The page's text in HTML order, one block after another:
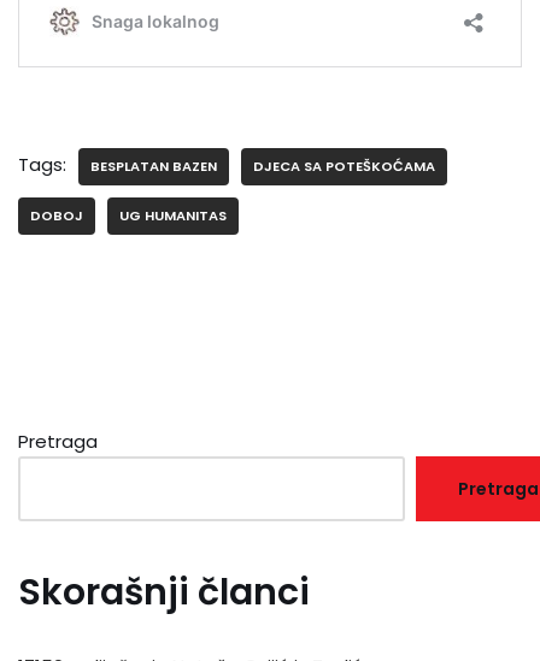
Tags: BESPLATAN BAZEN DJECA SA POTEŠKOĆAMA
DOBOJ UG HUMANITAS
Pretraga
Pretraga
Skorašnji članci